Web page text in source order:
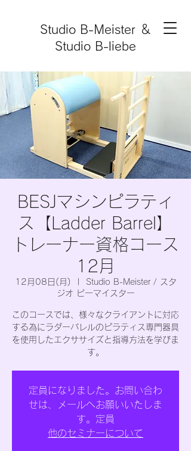
Studio B-Meister ＆
Studio B-liebe
​BESJマシンピラティ
ス【Ladder Barrel】
トレーナー資格コース
12月
12月08日(月)
Studio B-Meister / スタ
ジオ ビーマイスター
このコースでは、様々なクライアントに対応
する為にラダーバレルのピラティス専門器具
を使用したエクササイズと指導方法を学びま
す。
定員になりました。お問い合わ
せは、メールへお願いいたしま
す。定員
他のセミナーについて